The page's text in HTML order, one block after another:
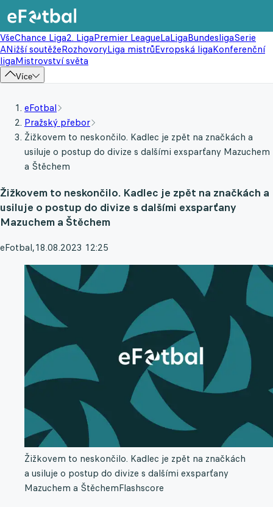
VšeChance Liga2. LigaPremier LeagueLaLigaBundesligaSerie
ANižší soutěžeRozhovoryLiga mistrůEvropská ligaKonferenční
ligaMistrovství světa
Více
eFotbal
Pražský přebor
Žižkovem to neskončilo. Kadlec je zpět na značkách a
usiluje o postup do divize s dalšími exsparťany Mazuchem
a Štěchem
Žižkovem to neskončilo. Kadlec je zpět na značkách a
usiluje o postup do divize s dalšími exsparťany
Mazuchem a Štěchem
eFotbal,18.08.2023 12:25
Žižkovem to neskončilo. Kadlec je zpět na značkách
a usiluje o postup do divize s dalšími exsparťany
Mazuchem a ŠtěchemFlashscore